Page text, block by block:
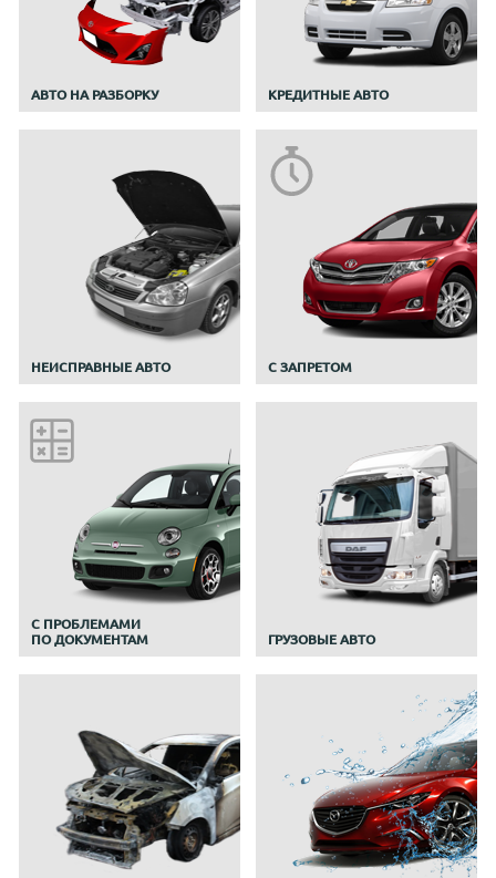
АВТО НА РАЗБОРКУ КРЕДИТНЫЕ АВТО
НЕИСПРАВНЫЕ АВТО С ЗАПРЕТОМ
C ПРОБЛЕМАМИ
ПО ДОКУМЕНТАМ
ГРУЗОВЫЕ АВТО